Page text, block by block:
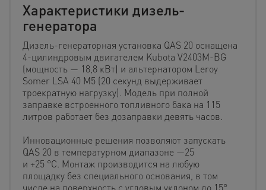
Характеристики дизель-
генератора
Дизель-генераторная установка QAS 20 оснащена
4-цилиндровым двигателем Kubota V2403M-BG
(мощность — 18,8 кВт) и альтернатором Leroy
Somer LSA 40 M5 (20 секунд выдерживает
троекратную нагрузку). Модель при полной
заправке встроенного топливного бака на 115
литров работает без дозаправки девять часов.
Инновационные решения позволяют запускать
QAS 20 в температурном диапазоне —25
и +25 °С. Монтаж производится на любую
площадку без специального основания, в том